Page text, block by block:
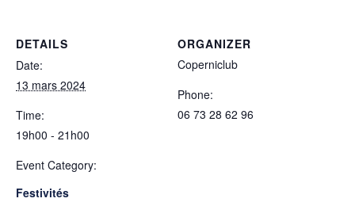
DETAILS
Date:
13 mars 2024
Time:
19h00 - 21h00
Event Category:
Festivités
ORGANIZER
Coperniclub
Phone:
06 73 28 62 96